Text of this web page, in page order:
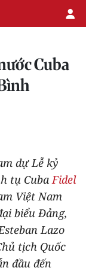
Cuba
dự Lễ kỷ
tụ CubaFidel
Việt Nam
biểu Đảng,
Lazo
tịch Quốc
đầu đến